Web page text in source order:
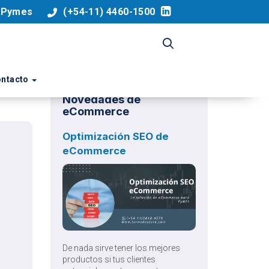
(+54-11) 4460-1500
Novedades de
eCommerce
Optimización SEO de
eCommerce
De nada sirve tener los mejores
productos si tus clientes